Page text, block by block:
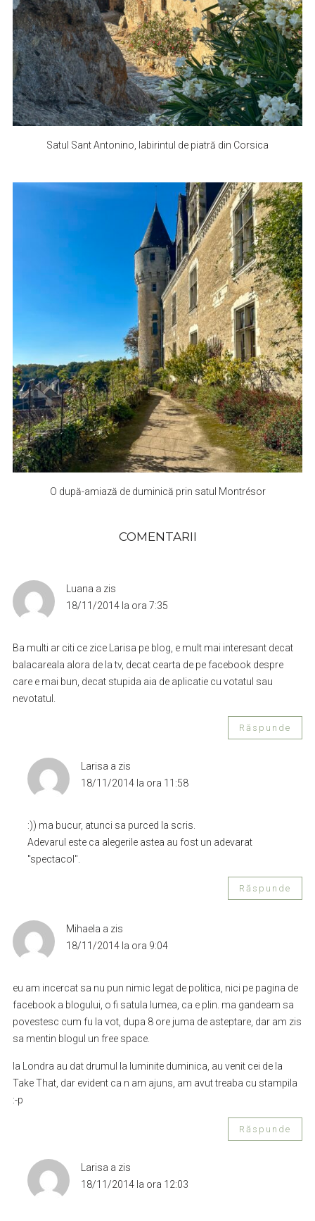
Satul Sant Antonino, labirintul de piatră din Corsica
O după-amiază de duminică prin satul Montrésor
COMENTARII
Luana a zis
18/11/2014 la ora 7:35
Ba multi ar citi ce zice Larisa pe blog, e mult mai interesant decat
balacareala alora de la tv, decat cearta de pe facebook despre
care e mai bun, decat stupida aia de aplicatie cu votatul sau
nevotatul.
Răspunde
Larisa a zis
18/11/2014 la ora 11:58
:)) ma bucur, atunci sa purced la scris.
Adevarul este ca alegerile astea au fost un adevarat
"spectacol".
Răspunde
Mihaela a zis
18/11/2014 la ora 9:04
eu am incercat sa nu pun nimic legat de politica, nici pe pagina de
facebook a blogului, o fi satula lumea, ca e plin. ma gandeam sa
povestesc cum fu la vot, dupa 8 ore juma de asteptare, dar am zis
sa mentin blogul un free space.
la Londra au dat drumul la luminite duminica, au venit cei de la
Take That, dar evident ca n am ajuns, am avut treaba cu stampila
:-p
Răspunde
Larisa a zis
18/11/2014 la ora 12:03